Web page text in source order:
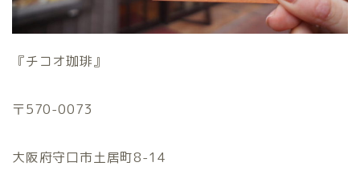
『チコオ珈琲』
〒570-0073
大阪府守口市土居町8-14